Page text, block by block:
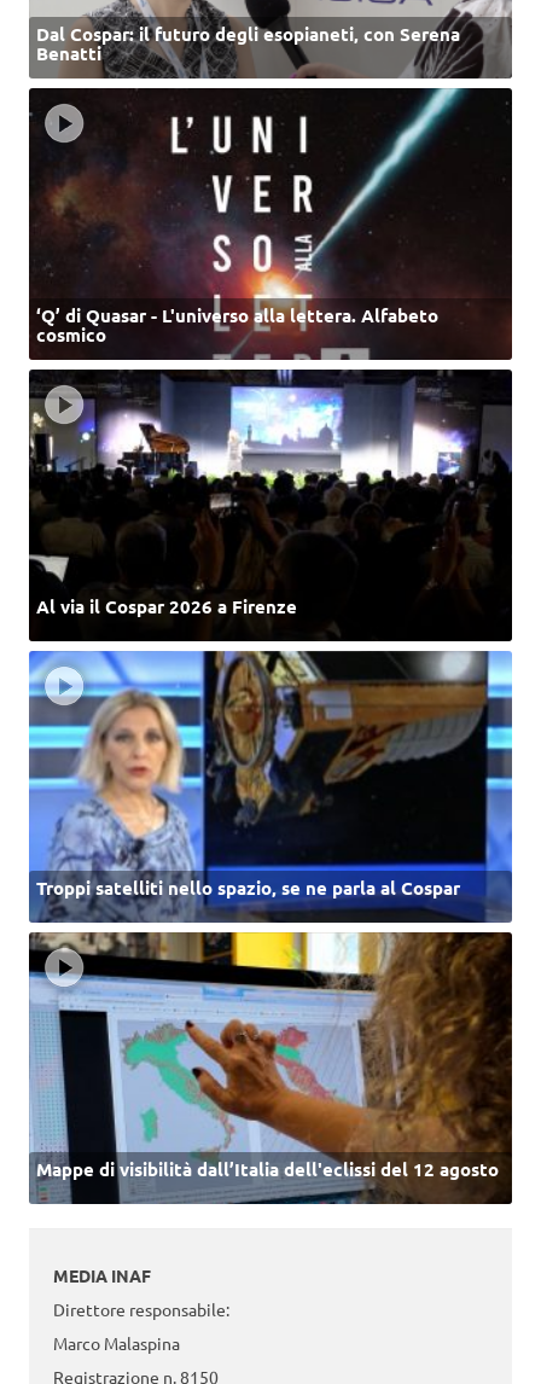
Dal Cospar: il futuro degli esopianeti, con Serena
Benatti
‘Q’ di Quasar - L'universo alla lettera. Alfabeto
cosmico
Al via il Cospar 2026 a Firenze
Troppi satelliti nello spazio, se ne parla al Cospar
Mappe di visibilità dall’Italia dell'eclissi del 12 agosto
MEDIA INAF
Direttore responsabile:
Marco Malaspina
Registrazione n. 8150